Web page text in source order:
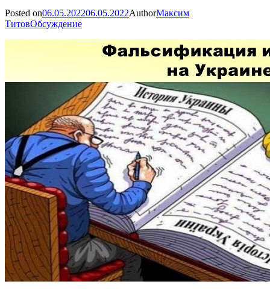
Posted on06.05.202206.05.2022AuthorМаксим
ТитовОбсуждение